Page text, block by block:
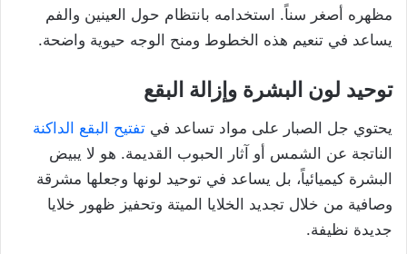
مظهره أصغر سناً. استخدامه بانتظام حول العينين والفم
يساعد في تنعيم هذه الخطوط ومنح الوجه حيوية واضحة.
توحيد لون البشرة وإزالة البقع
يحتوي جل الصبار على مواد تساعد في تفتيح البقع الداكنة
الناتجة عن الشمس أو آثار الحبوب القديمة. هو لا يبيض
البشرة كيميائياً، بل يساعد في توحيد لونها وجعلها مشرقة
وصافية من خلال تجديد الخلايا الميتة وتحفيز ظهور خلايا
جديدة نظيفة.